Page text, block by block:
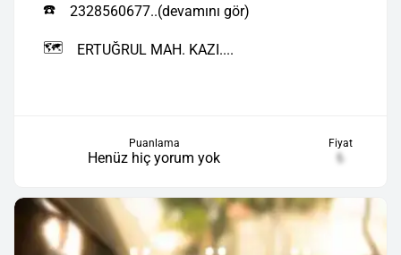
☎️ 2328560677..(devamını gör)
🗺️ ERTUĞRUL MAH. KAZI....
Puanlama
Henüz hiç yorum yok
Fiyat
₺